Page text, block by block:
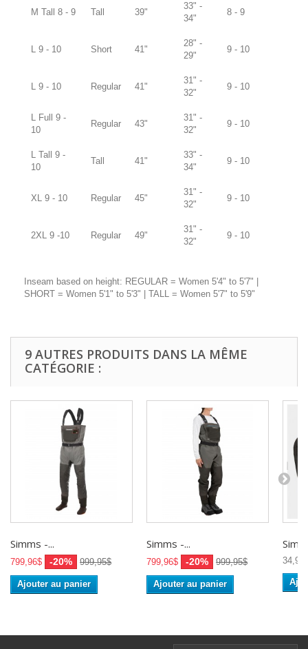
M Tall 8 - 9 Tall 39"
33" -
34"
8 - 9
L 9 - 10 Short 41"
28" -
29"
9 - 10
L 9 - 10 Regular 41"
31" -
32"
9 - 10
L Full 9 -
10
Regular 43"
31" -
32"
9 - 10
L Tall 9 -
10
Tall 41"
33" -
34"
9 - 10
XL 9 - 10 Regular 45"
31" -
32"
9 - 10
2XL 9 -10 Regular 49"
31" -
32"
9 - 10
Inseam based on height: REGULAR = Women 5'4" to 5'7" |
SHORT = Women 5'1" to 5'3" | TALL = Women 5'7" to 5'9"
9 AUTRES PRODUITS DANS LA MÊME
CATÉGORIE :
Simms -...
799,96$ -20% 999,95$
Ajouter au panier
Simms -...
799,96$ -20% 999,95$
Ajouter au panier